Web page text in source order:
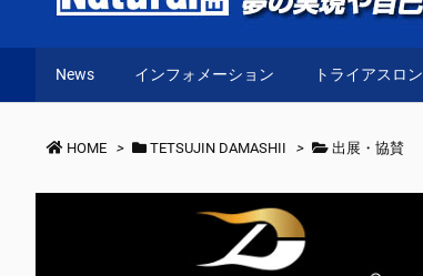
News インフォメーション トライアスロン
HOME > TETSUJIN DAMASHII > 出展・協賛